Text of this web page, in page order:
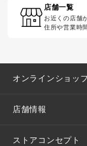
店舗一覧
お近くの店舗
住所や営業時
オンラインショッ
店舗情報
ストアコンセプト